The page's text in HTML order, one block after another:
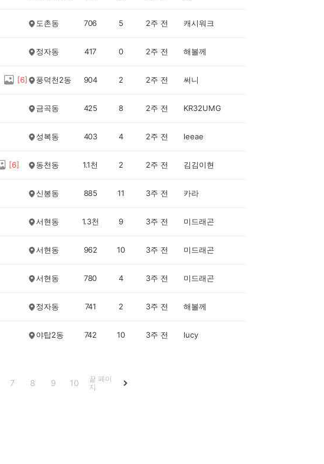
도촌동 706 5 2주 전 캐시워크
정자동 417 0 2주 전 해볼께
[6] 풍덕천2동 904 2 2주 전 써니
금곡동 425 8 2주 전 KR32UMG
성복동 403 4 2주 전 leeae
[6] 동천동 1.1천 2 2주 전 김김이현
신봉동 885 11 3주 전 카라
서현동 1.3천 9 3주 전 미드래곤
서현동 962 10 3주 전 미드래곤
서현동 780 4 3주 전 미드래곤
정자동 741 2 3주 전 해볼께
야탑2동 742 10 3주 전 lucy
7 8 9 10
끝 페이
지